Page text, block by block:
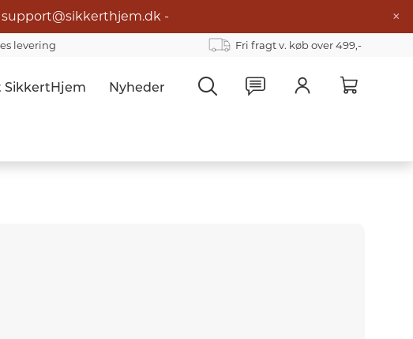
- ×
levering Fri fragt v. køb over 499,-
SikkertHjem Nyheder